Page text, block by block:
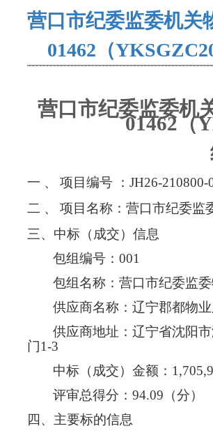
营口市纪委监委机关
01462（
营口市纪委监委机
01462（
一 、 项目编号
：JH26-210800-
二 、
项目名称：营口市纪委监
三、中标（成交）信息
包组编号： 001
包组名称：营口市纪委监
供应商名称：辽宁郡都物
供应商地址：辽宁省沈阳
门1-3
中标（成交）金额：
评审总得分： 94.09（分）
四、主要标的信息